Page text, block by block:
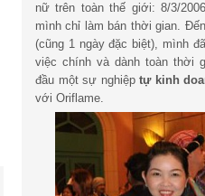
nữ trên toàn thế giới: 8/3/
mình chỉ làm bán thời gian.
(cũng 1 ngày đặc biệt), mình
việc chính và dành toàn thời
đầu một sự nghiệp tự kinh
với Oriflame.